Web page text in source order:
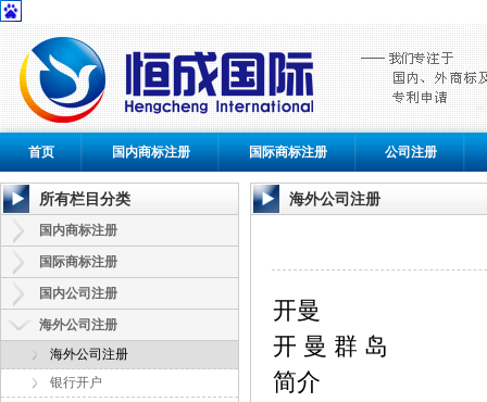
首页 国内商标注册 国际商标注册 公司注册
所有栏目分类
国内商标注册
国际商标注册
国内公司注册
海外公司注册
海外公司注册
银行开户
海外公司注册
开曼
开 曼 群 岛
简介